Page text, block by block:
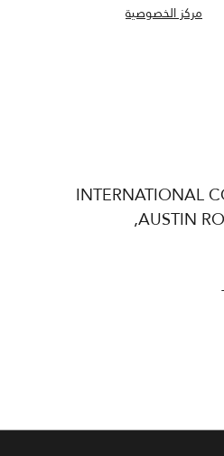
مركز الخصوصية
INTERNATIONAL
AUSTIN